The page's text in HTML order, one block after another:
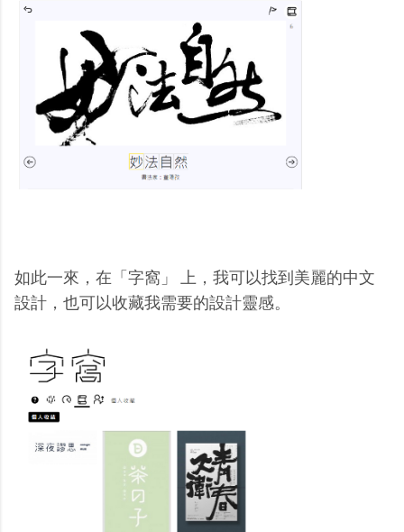
如此一來，在「字窩」 上，我可以找到美麗的中文
設計，也可以收藏我需要的設計靈感。